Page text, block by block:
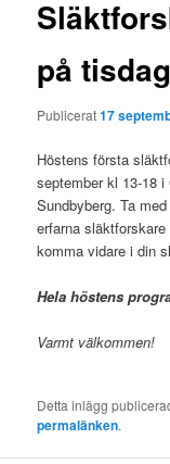
g
n
a
v
g
e
r
i
n
på
Publicerat17
Höstens första
september kl 13-18
Sundbyberg. Ta
erfarna
komma vidare i din
Hela höstens
Varmt välkommen!
Detta inlägg
permalänken.